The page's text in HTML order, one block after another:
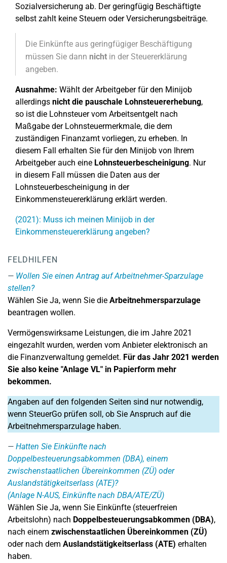
Sozialversicherung ab. Der geringfügig Beschäftigte
selbst zahlt keine Steuern oder Versicherungsbeiträge.
Die Einkünfte aus geringfügiger Beschäftigung
müssen Sie dann nicht in der Steuererklärung
angeben.
Ausnahme: Wählt der Arbeitgeber für den Minijob
allerdings nicht die pauschale Lohnsteuererhebung,
so ist die Lohnsteuer vom Arbeitsentgelt nach
Maßgabe der Lohnsteuermerkmale, die dem
zuständigen Finanzamt vorliegen, zu erheben. In
diesem Fall erhalten Sie für den Minijob von Ihrem
Arbeitgeber auch eine Lohnsteuerbescheinigung. Nur
in diesem Fall müssen die Daten aus der
Lohnsteuerbescheinigung in der
Einkommensteuererklärung erklärt werden.
(2021): Muss ich meinen Minijob in der
Einkommensteuererklärung angeben?
FELDHILFEN
Wollen Sie einen Antrag auf Arbeitnehmer-Sparzulage
stellen?
Wählen Sie Ja, wenn Sie die Arbeitnehmersparzulage
beantragen wollen.
Vermögenswirksame Leistungen, die im Jahre 2021
eingezahlt wurden, werden vom Anbieter elektronisch an
die Finanzverwaltung gemeldet. Für das Jahr 2021 werden
Sie also keine "Anlage VL" in Papierform mehr
bekommen.
Angaben auf den folgenden Seiten sind nur notwendig,
wenn SteuerGo prüfen soll, ob Sie Anspruch auf die
Arbeitnehmersparzulage haben.
Hatten Sie Einkünfte nach
Doppelbesteuerungsabkommen (DBA), einem
zwischenstaatlichen Übereinkommen (ZÜ) oder
Auslandstätigkeitserlass (ATE)?
(Anlage N-AUS, Einkünfte nach DBA/ATE/ZÜ)
Wählen Sie Ja, wenn Sie Einkünfte (steuerfreien
Arbeitslohn) nach Doppelbesteuerungsabkommen (DBA),
nach einem zwischenstaatlichen Übereinkommen (ZÜ)
oder nach dem Auslandstätigkeitserlass (ATE) erhalten
haben.